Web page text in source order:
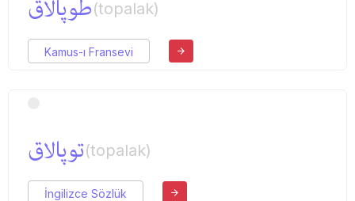
طوپالاق(topalak)
Kamus-ı Fransevi
توپالاق(topalak)
İngilizce Sözlük